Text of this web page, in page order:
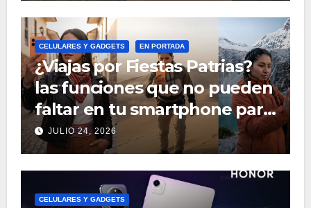
CELULARES Y GADGETS EN PORTADA
¿Viajas por Fiestas Patrias?
las funciones que no pueden
faltar en tu smartphone para
recorrer el Perú
JULIO 24, 2026
CELULARES Y GADGETS